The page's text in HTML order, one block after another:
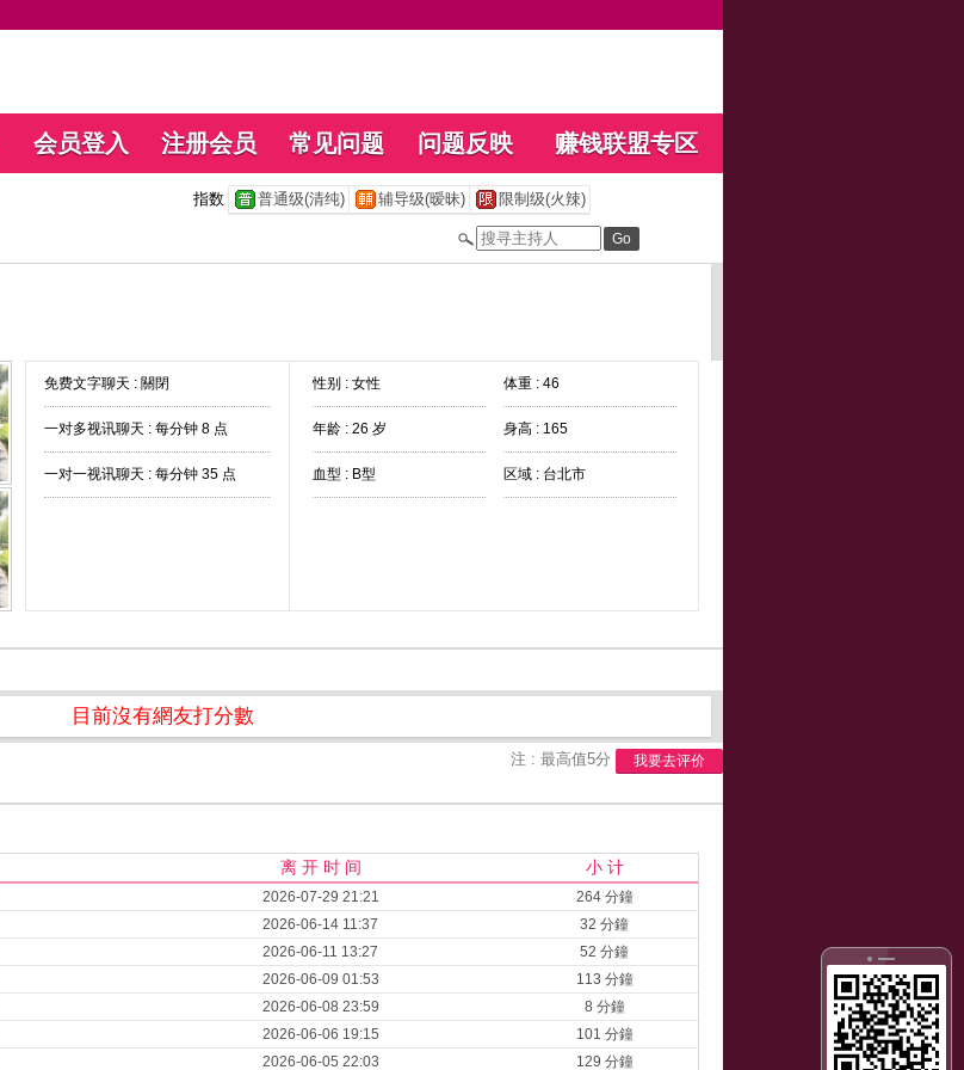
会员登入 注册会员 常见问题 问题反映 赚钱联盟专区
指数 普通级(清纯) 辅导级(暧昧) 限制级(火辣)
免费文字聊天 : 關閉
一对多视讯聊天 : 每分钟 8 点
一对一视讯聊天 : 每分钟 35 点
性别 : 女性 体重 : 46
年龄 : 26 岁 身高 : 165
血型 : B型 区域 : 台北市
目前沒有網友打分數
注 : 最高值5分 我要去评价
离 开 时 间 小 计
2026-07-29 21:21
264 分鐘
2026-06-14 11:37
32 分鐘
2026-06-11 13:27
52 分鐘
2026-06-09 01:53
113 分鐘
2026-06-08 23:59
8 分鐘
2026-06-06 19:15
101 分鐘
2026-06-05 22:03 129 分鐘